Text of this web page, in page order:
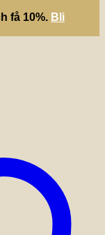
få 10%. Bli